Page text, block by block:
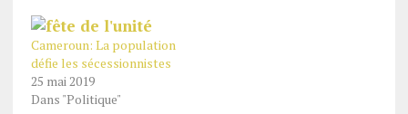
Cameroun: La population
défie les sécessionnistes
25 mai 2019
Dans "Politique"